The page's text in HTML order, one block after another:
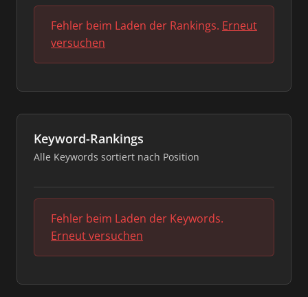
Fehler beim Laden der Rankings. Erneut
versuchen
Keyword-Rankings
Alle Keywords sortiert nach Position
Fehler beim Laden der Keywords.
Erneut versuchen